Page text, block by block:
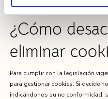
¿Cómo
eliminar
Para cumplir con la legislación
para gestionar cookies. Si decide
indicándonos su no conformidad,